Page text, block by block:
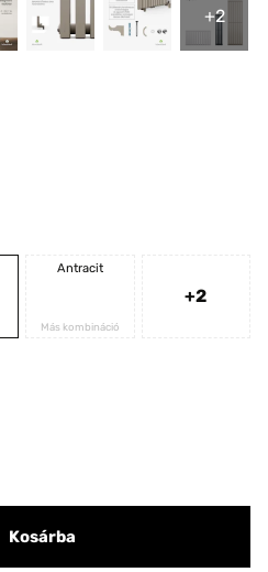
+2
Antracit
Más kombináció
+2
Kosárba